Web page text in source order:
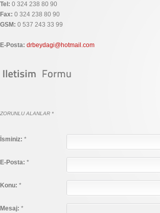
Tel: 0 324 238 80 90
Fax: 0 324 238 80 90
GSM: 0 537 243 33 99
E-Posta: drbeydagi@hotmail.com
ZORUNLU ALANLAR *
İsminiz: *
E-Posta: *
Konu: *
Mesaj: *